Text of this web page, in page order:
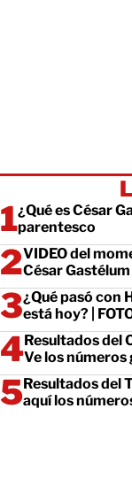
¿Qué es César
parentesco
VIDEO del
César Gastélum
¿Qué pasó con
está hoy? |
Resultados del
Ve los números
Resultados del
aquí los